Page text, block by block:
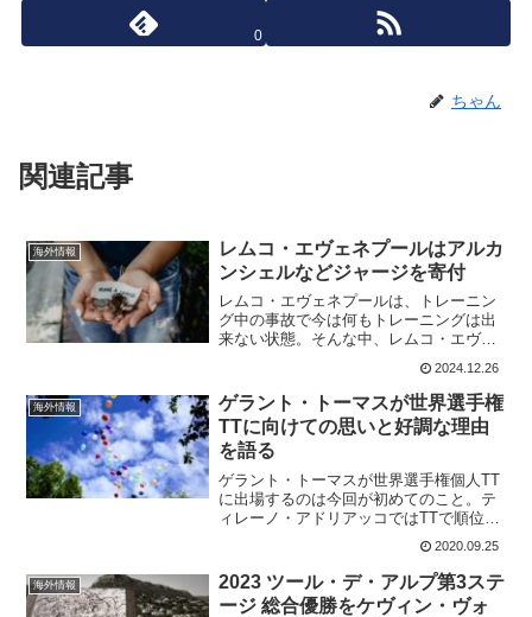
0
ちゃん
関連記事
海外情報
レムコ・エヴェネプールはアルカ
ンシェルなどジャージを寄付
レムコ・エヴェネプールは、トレーニン
グ中の事故で今は何もトレーニングは出
来ない状態。そんな中、レムコ・エヴェ
ネプールはアルカンシェルなどジャージ5
枚をチャリティーに出しており13,000ユ
ーロ(約210万円)を集めている。チャリテ
ィーに参加...
2024.12.26
海外情報
ゲラント・トーマスが世界選手権
TTに向けての思いと好調な理由
を語る
ゲラント・トーマスが世界選手権個人TT
に出場するのは今回が初めてのこと。テ
ィレーノ・アドリアッコではTTで順位を
上げて総合2位まで上がった。 クリテリ
ウム・デュ・ドーフィネの時の走りとは
全く別人のように山岳でも走れていた。
ゲラント・トーマス...
2020.09.25
海外情報
2023 ツール・デ・アルプ第3ステ
ージ 総合優勝をケヴィン・ヴォ